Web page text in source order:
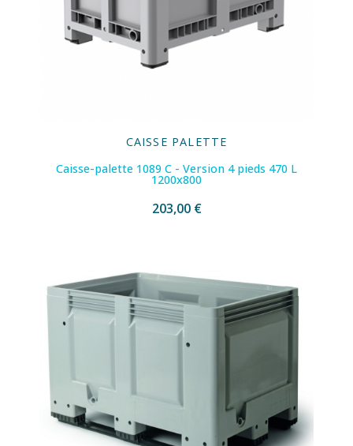
CAISSE PALETTE
Caisse-palette 1089 C - Version 4 pieds 470 L
1200x800
203,00 €